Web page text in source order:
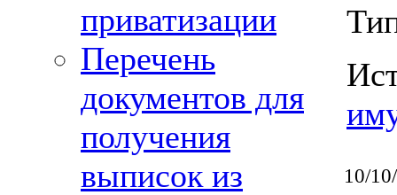
приватизации
Перечень
документов для
получения
выписок из
10/